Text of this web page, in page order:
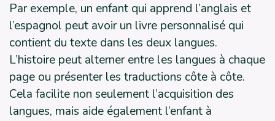
Par exemple, un enfant qui apprend l’anglais et
l’espagnol peut avoir un livre personnalisé qui
contient du texte dans les deux langues.
L’histoire peut alterner entre les langues à chaque
page ou présenter les traductions côte à côte.
Cela facilite non seulement l’acquisition des
langues, mais aide également l’enfant à